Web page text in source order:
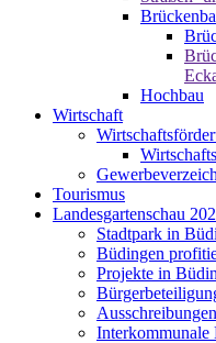
Hochbau
Wirtschaft
Tourismus
Landesgartenschau
Stadtpark in
Büdingen
Projekte in
Interkommunale